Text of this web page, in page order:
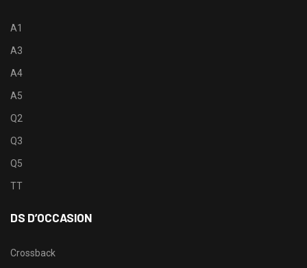
A1
A3
A4
A5
Q2
Q3
Q5
TT
DS D’OCCASION
Crossback